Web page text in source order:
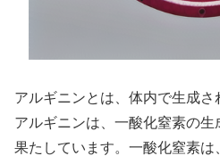
アルギニンとは、体内で生成さ
アルギニンは、一酸化窒素の
果たしています。一酸化窒素